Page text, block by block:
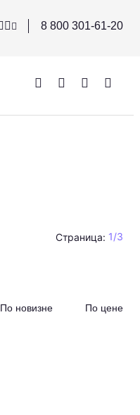
8 800 301-61-20
Страница: 1/3
По новизне По цене